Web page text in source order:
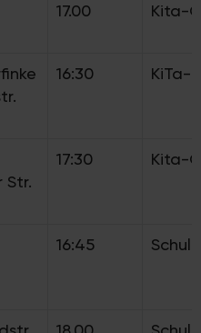
17.00 Kita-
16:30 KiTa-
Str.
17:30 Kita-
16:45